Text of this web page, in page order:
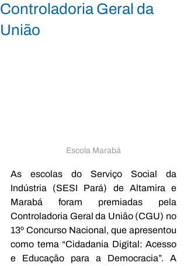
Controladoria Geral da
União
Escola Marabá
As escolas do Serviço Social da
Indústria (SESI Pará) de Altamira e
Marabá foram premiadas pela
Controladoria Geral da União (CGU) no
13º Concurso Nacional, que apresentou
como tema “Cidadania Digital: Acesso
e Educação para a Democracia”. A